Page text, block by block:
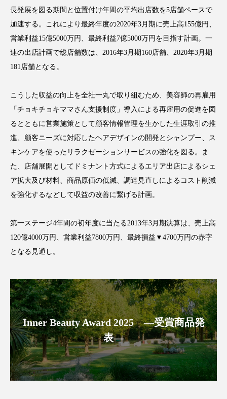
サステナブル美容 サプライチェーン
サプリ
サロン経営 サロン連略 シャネル
スカルプケア
スキンケア スキンケア 習慣
スキンケアルーティン ストレス スパ
セラミド保湿 セルフケア
タンパク質 ディープクレンジング
デジタルデトックス デトックス
ドライヤー 温度 髪 ダメージ ナイアシンアミド
ナイトプロテイン ナイトルーティン 金木犀
長発展を図る期間と位置付け年間の平均出店数を5店舗ペースで
加速する。これにより最終年度の2020年3月期に売上高155億円、
営業利益15億5000万円、最終利益7億5000万円を目指す計画。一
連の出店計画で総店舗数は、2016年3月期160店舗、2020年3月期
181店舗となる。
こうした収益の向上を全社一丸で取り組むため、美容師の再雇用
「チョキチョキママさん支援制度」導入による再雇用の促進を図
るとともに営業施策として顧客情報管理を生かした生涯取引の推
進、顧客ニーズに対応したヘアデザインの開発とシャンプー、ス
キンケアを使ったリラクゼーションサービスの強化を図る。ま
た、店舗展開としてドミナント方式によるエリア出店によるシェ
ア拡大及び材料、商品原価の低減、調達見直しによるコスト削減
を強化するなどして収益の改善に繋げる計画。
第一ステージ4年間の初年度に当たる2013年3月期決算は、売上高
120億4000万円、営業利益7800万円、最終損益▼4700万円の赤字
となる見通し。
Inner Beauty Award 2025 ―受賞商品発
表―